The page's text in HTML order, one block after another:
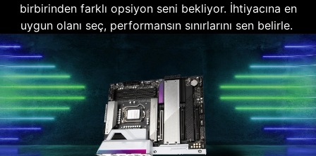
birbirinden farklı opsiyon seni bekliyor. İhtiyacına en
uygun olanı seç, performansın sınırlarını sen belirle.